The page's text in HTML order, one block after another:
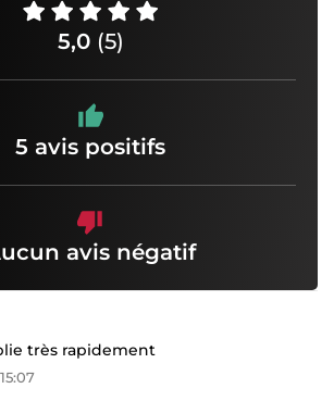
5,0 (5)
5 avis positifs
avis négatif
très rapidement